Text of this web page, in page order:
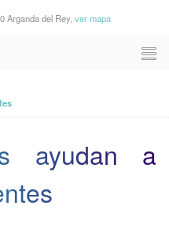
Arganda del Rey, ver mapa
ayudan a